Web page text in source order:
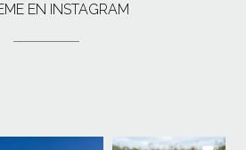
EN INSTAGRAM